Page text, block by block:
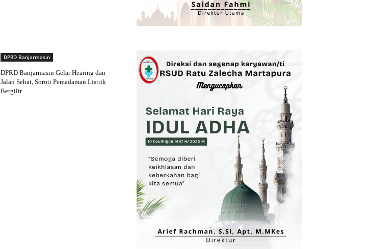
DPRD Banjarmasin
DPRD Banjarmasin Gelar Hearing dan
Jalan Sehat, Soroti Pemadaman Listrik
Bergilir